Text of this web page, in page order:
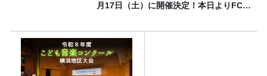
月17日（土）に開催決定！本日よりFC先